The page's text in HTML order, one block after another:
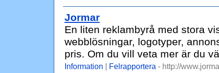
Jormar
En liten reklambyrå med stora
webblösningar, logotyper,
pris. Om du vill veta mer är du
Information | Felrapportera - http://